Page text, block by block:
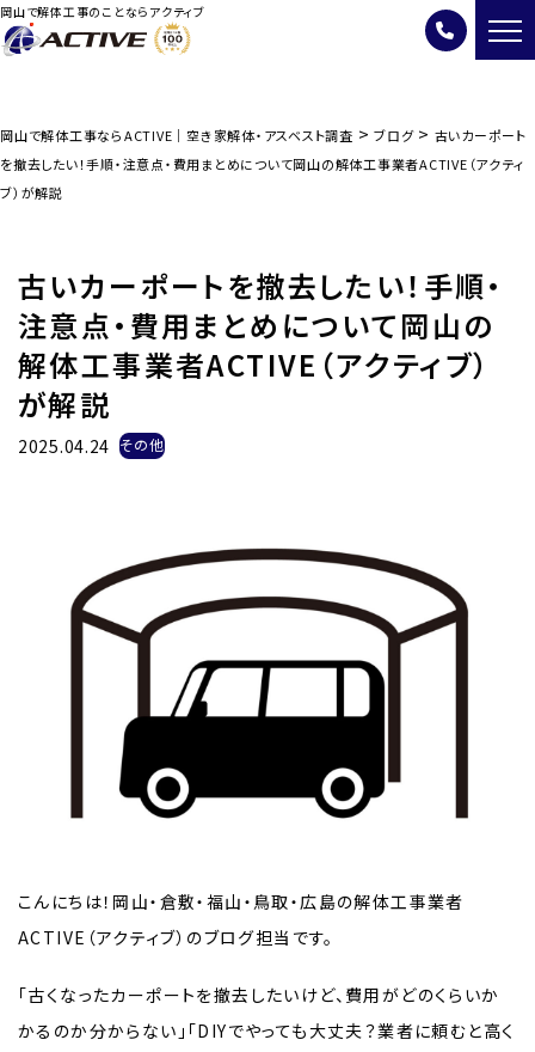
岡山で解体工事のことならアクティブ
岡山で解体工事ならACTIVE｜空き家解体・アスベスト調査 > ブログ> 古いカーポート
を撤去したい！手順・注意点・費用まとめについて岡山の解体工事業者ACTIVE（アクティ
ブ）が解説
古いカーポートを撤去したい！手順・
注意点・費用まとめについて岡山の
解体工事業者ACTIVE（アクティブ）
が解説
2025.04.24 その他
こんにちは！岡山・倉敷・福山・鳥取・広島の解体工事業者
ACTIVE（アクティブ）のブログ担当です。
「古くなったカーポートを撤去したいけど、費用がどのくらいか
かるのか分からない」「DIYでやっても大丈夫？業者に頼むと高く